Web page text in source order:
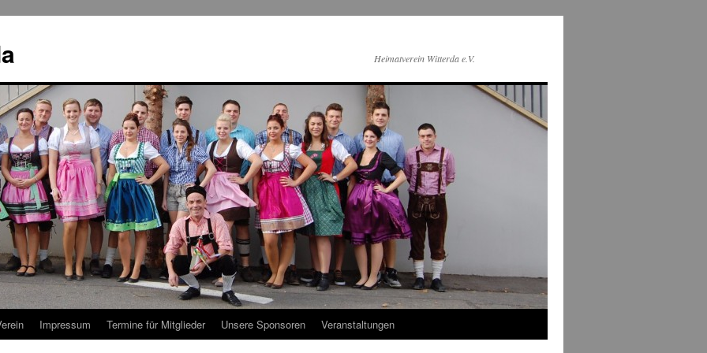
Heimatverein Witterda e.V.
Impressum Termine für Mitglieder Unsere Sponsoren Veranstaltungen